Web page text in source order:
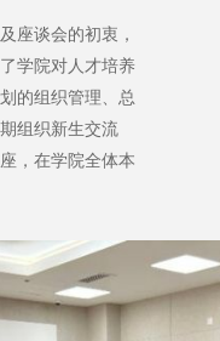
座谈会的初衷，
学院对人才培养
的组织管理、总
组织新生交流
，在学院全体本